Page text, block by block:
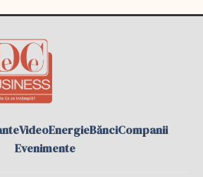
VideoEnergieBănciCompanii
Evenimente